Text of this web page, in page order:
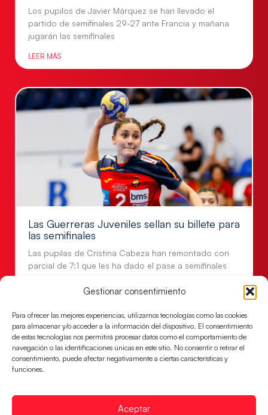
Gestionar consentimiento
Para ofrecer las mejores experiencias, utilizamos tecnologías como las cookies
para almacenar y/o acceder a la información del dispositivo. El consentimiento
de estas tecnologías nos permitirá procesar datos como el comportamiento de
navegación o las identificaciones únicas en este sitio. No consentir o retirar el
consentimiento, puede afectar negativamente a ciertas características y
funciones.
Aceptar
Los pupilos de Javier Márquez se han llevado el
partido de semifinales 29-27 ante Francia y mañana
jugarán las semifinales
LEER MÁS
Las Guerreras Juveniles sellan su billete para
las semifinales
Las pupilas de Cristina Cabeza han remontado con
parcial de 7:1 que les ha dado el pase a semifinales